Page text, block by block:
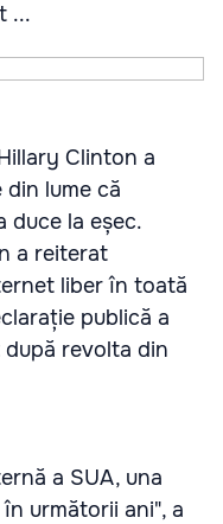
...
Clinton a
lume că
duce la eșec.
a reiterat
liber în toată
publică a
revolta din
a SUA, una
următorii ani", a